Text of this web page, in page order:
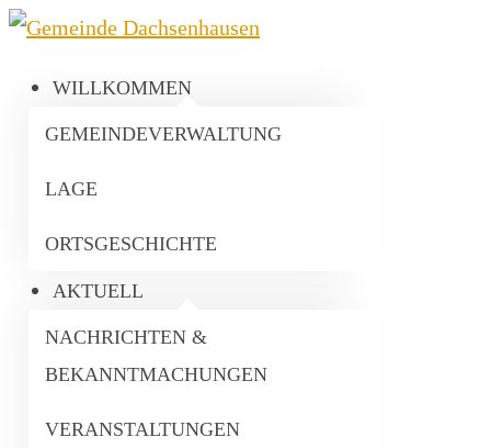
WILLKOMMEN
GEMEINDEVERWALTUNG
LAGE
ORTSGESCHICHTE
AKTUELL
NACHRICHTEN &
BEKANNTMACHUNGEN
VERANSTALTUNGEN